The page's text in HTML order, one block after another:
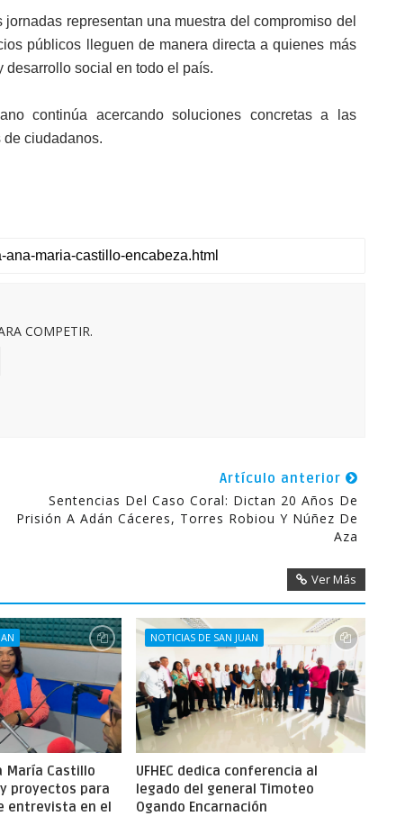
representan una muestra del compromiso del
públicos lleguen de manera directa a quienes más
desarrollo social en todo el país.
continúa acercando soluciones concretas a las
ciudadanos.
COMPETIR.
Artículo anterior
Sentencias Del Caso Coral: Dictan 20 Años De
Prisión A Adán Cáceres, Torres Robiou Y Núñez De
Aza
Ver Más
María Castillo
proyectos para
entrevista en el
NOTICIAS DE SAN JUAN
UFHEC dedica conferencia al
legado del general Timoteo
Ogando Encarnación